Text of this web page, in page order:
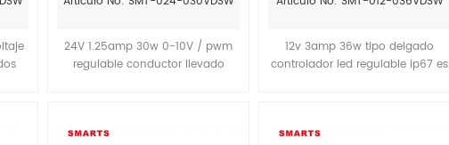
24V 1.25amp 30w 0-10V / pwm
regulable conductor llevado
12v 3amp 36w tipo delgado
controlador led regulable ip67 es